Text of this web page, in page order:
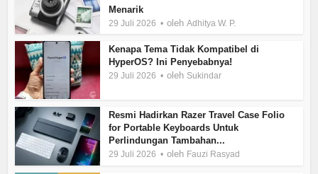
Menarik
29 Juli 2026 olehAdhitya W. P.
Kenapa Tema Tidak Kompatibel di
HyperOS? Ini Penyebabnya!
29 Juli 2026 oleh Sukindar
Resmi Hadirkan Razer Travel Case Folio
for Portable Keyboards Untuk
Perlindungan Tambahan...
29 Juli 2026 oleh Fauzi Rasyad